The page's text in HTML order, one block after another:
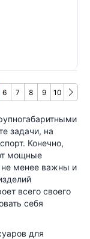
6 7 8 9 10
задачи, на
Конечно,
мощные
не менее важны и
всего своего
себя
для